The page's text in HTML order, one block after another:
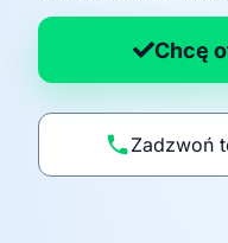
n
p
li
t
Chcę
Zadzwoń